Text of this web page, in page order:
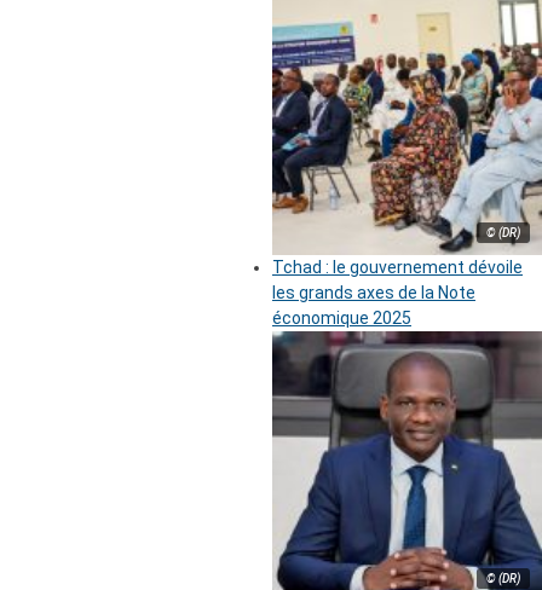
© (DR)
Tchad : le gouvernement dévoile
les grands axes de la Note
économique 2025
© (DR)